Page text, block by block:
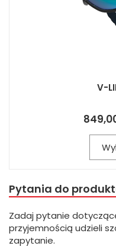
V-
Pytania do
Zadaj pytanie
przyjemnością udzieli
zapytanie.